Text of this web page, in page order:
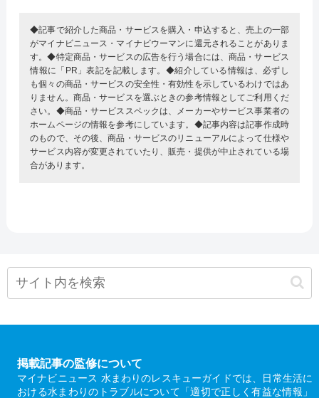
◆記事で紹介した商品・サービスを購入・申込すると、売上の一部
がマイナビニュース・マイナビウーマンに還元されることがありま
す。◆特定商品・サービスの広告を行う場合には、商品・サービス
情報に「PR」表記を記載します。◆紹介している情報は、必ずし
も個々の商品・サービスの安全性・有効性を示しているわけではあ
りません。商品・サービスを選ぶときの参考情報としてご利用くだ
さい。◆商品・サービススペックは、メーカーやサービス事業者の
ホームページの情報を参考にしています。◆記事内容は記事作成時
のもので、その後、商品・サービスのリニューアルによって仕様や
サービス内容が変更されていたり、販売・提供が中止されている場
合があります。
掲載記事の監修について
マイナビニュース 水まわりのレスキューガイドでは、日常生活に
おける水まわりのトラブルについて「適切で正しく有益な情報」